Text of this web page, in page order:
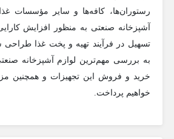
رستوران‌ها، کافه‌ها و سایر مؤسسات
آشپزخانه صنعتی به منظور افزایش
تسهیل در فرآیند تهیه و پخت غذا طراحی
به بررسی مهم‌ترین لوازم آشپزخانه
خرید و فروش این تجهیزات و همچنین
خواهیم پرداخت.